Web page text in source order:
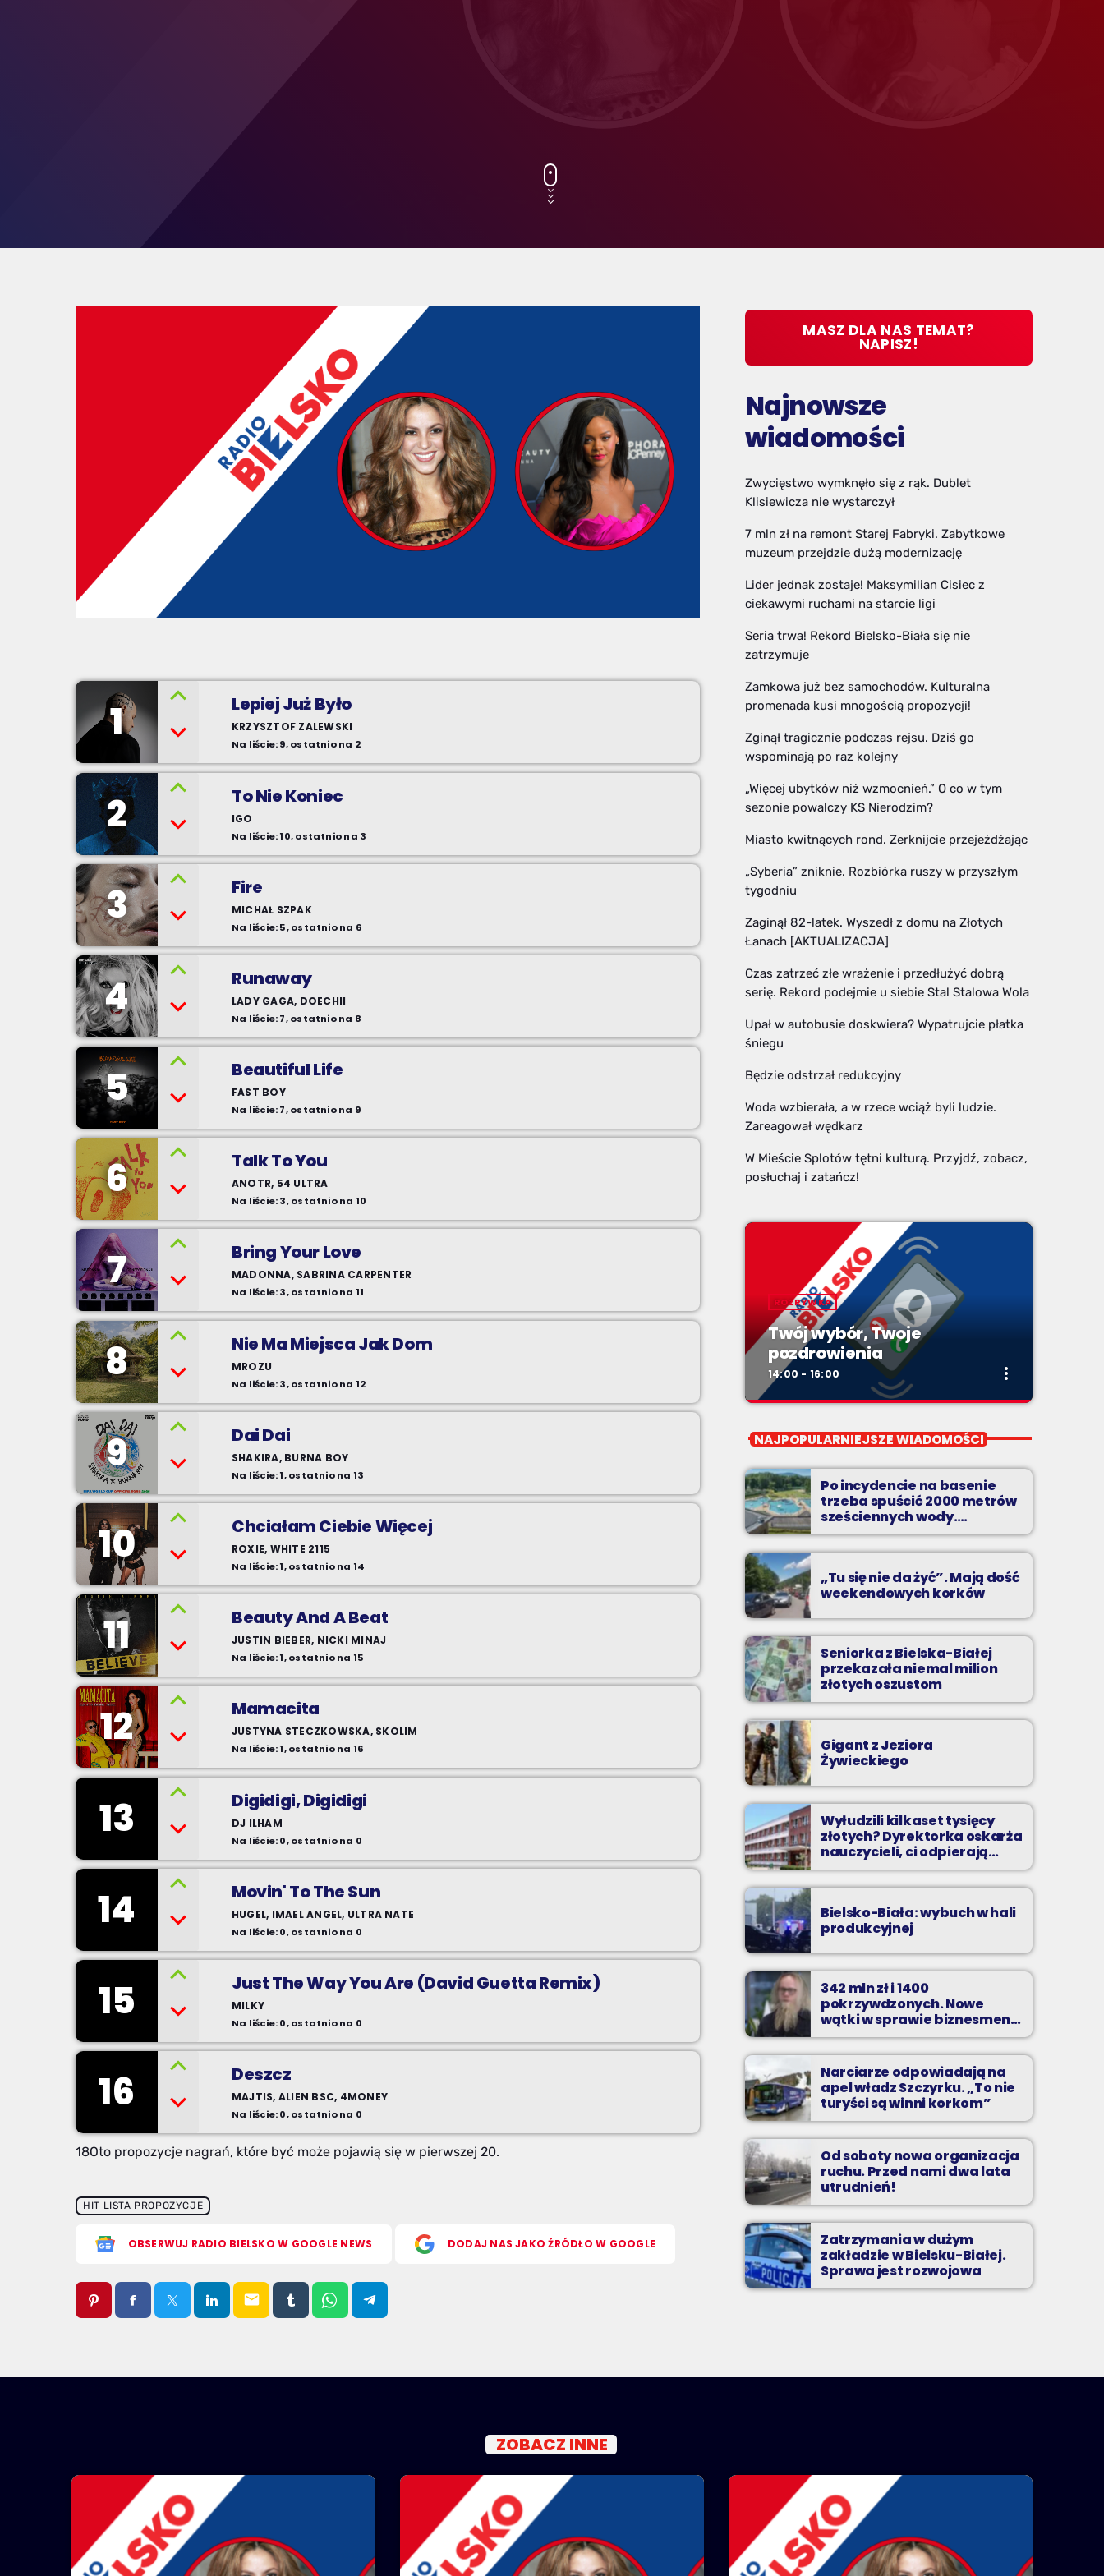
1 Lepiej Już Było
KRZYSZTOF ZALEWSKI
Na liście: 9, ostatnio na 2
2 To Nie Koniec
IGO
Na liście: 10, ostatnio na 3
3 Fire
MICHAŁ SZPAK
Na liście: 5, ostatnio na 6
4 Runaway
LADY GAGA, DOECHII
Na liście: 7, ostatnio na 8
5 Beautiful Life
FAST BOY
Na liście: 7, ostatnio na 9
6 Talk To You
ANOTR, 54 ULTRA
Na liście: 3, ostatnio na 10
7 Bring Your Love
MADONNA, SABRINA CARPENTER
Na liście: 3, ostatnio na 11
8 Nie Ma Miejsca Jak Dom
MROZU
Na liście: 3, ostatnio na 12
9 Dai Dai
SHAKIRA, BURNA BOY
Na liście: 1, ostatnio na 13
10 Chciałam Ciebie Więcej
ROXIE, WHITE 2115
Na liście: 1, ostatnio na 14
11 Beauty And A Beat
JUSTIN BIEBER, NICKI MINAJ
Na liście: 1, ostatnio na 15
12 Mamacita
JUSTYNA STECZKOWSKA, SKOLIM
Na liście: 1, ostatnio na 16
13 Digidigi, Digidigi
DJ ILHAM
Na liście: 0, ostatnio na 0
14 Movin' To The Sun
HUGEL, IMAEL ANGEL, ULTRA NATE
Na liście: 0, ostatnio na 0
15 Just The Way You Are (David Guetta Remix)
MILKY
Na liście: 0, ostatnio na 0
16 Deszcz
MAJTIS, ALIEN BSC, 4MONEY
Na liście: 0, ostatnio na 0
18Oto propozycje nagrań, które być może pojawią się w pierwszej 20.
HIT LISTA PROPOZYCJE
OBSERWUJ RADIO BIELSKO W GOOGLE NEWS DODAJ NAS JAKO ŹRÓDŁO W GOOGLE
email
MASZ DLA NAS TEMAT?
NAPISZ!
Najnowsze
wiadomości
Zwycięstwo wymknęło się z rąk. Dublet
Klisiewicza nie wystarczył
7 mln zł na remont Starej Fabryki. Zabytkowe
muzeum przejdzie dużą modernizację
Lider jednak zostaje! Maksymilian Cisiec z
ciekawymi ruchami na starcie ligi
Seria trwa! Rekord Bielsko-Biała się nie
zatrzymuje
Zamkowa już bez samochodów. Kulturalna
promenada kusi mnogością propozycji!
Zginął tragicznie podczas rejsu. Dziś go
wspominają po raz kolejny
„Więcej ubytków niż wzmocnień.” O co w tym
sezonie powalczy KS Nierodzim?
Miasto kwitnących rond. Zerknijcie przejeżdżając
„Syberia” zniknie. Rozbiórka ruszy w przyszłym
tygodniu
Zaginął 82-latek. Wyszedł z domu na Złotych
Łanach [AKTUALIZACJA]
Czas zatrzeć złe wrażenie i przedłużyć dobrą
serię. Rekord podejmie u siebie Stal Stalowa Wola
Upał w autobusie doskwiera? Wypatrujcie płatka
śniegu
Będzie odstrzał redukcyjny
Woda wzbierała, a w rzece wciąż byli ludzie.
Zareagował wędkarz
W Mieście Splotów tętni kulturą. Przyjdź, zobacz,
posłuchaj i zatańcz!
ROZRYWKA
Twój wybór, Twoje
pozdrowienia
14:00 - 16:00 more_vert
Twój wybór, Twoje
Niedziele od 14 do 16
Zadzwoń do nas, wybierz jedną z dwóch
muzycznych propozycji i pozdrów bliskich na
żywo w Radiu BIELSKO.
NAJPOPULARNIEJSZE WIADOMOŚCI
Po incydencie na basenie
trzeba spuścić 2000 metrów
sześciennych wody.
„Ogromne koszty i ogromna
praca”
„Tu się nie da żyć”. Mają dość
weekendowych korków
Seniorka z Bielska-Białej
przekazała niemal milion
złotych oszustom
Gigant z Jeziora
Żywieckiego
Wyłudzili kilkaset tysięcy
złotych? Dyrektorka oskarża
nauczycieli, ci odpierają
zarzuty
Bielsko-Biała: wybuch w hali
produkcyjnej
342 mln zł i 1400
pokrzywdzonych. Nowe
wątki w sprawie biznesmena
z Bielska-Białej
Narciarze odpowiadają na
apel władz Szczyrku. „To nie
turyści są winni korkom”
Od soboty nowa organizacja
ruchu. Przed nami dwa lata
utrudnień!
Zatrzymania w dużym
zakładzie w Bielsku-Białej.
Sprawa jest rozwojowa
ZOBACZ INNE